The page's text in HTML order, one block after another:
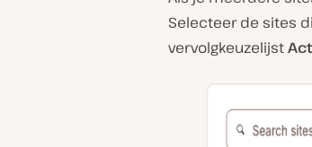
Selecteer de sites
vervolgkeuzelijst